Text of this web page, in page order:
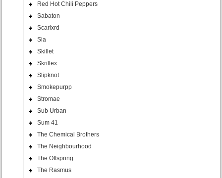
Red Hot Chili Peppers
Sabaton
Scarlxrd
Sia
Skillet
Skrillex
Slipknot
Smokepurpp
Stromae
Sub Urban
Sum 41
The Chemical Brothers
The Neighbourhood
The Offspring
The Rasmus